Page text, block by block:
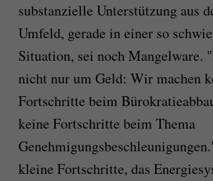
substanzielle Unterstützung aus
Umfeld, gerade in einer so
Situation, sei noch Mangelware.
nicht nur um Geld: Wir machen
Fortschritte beim
keine Fortschritte beim Thema
kleine Fortschritte, das